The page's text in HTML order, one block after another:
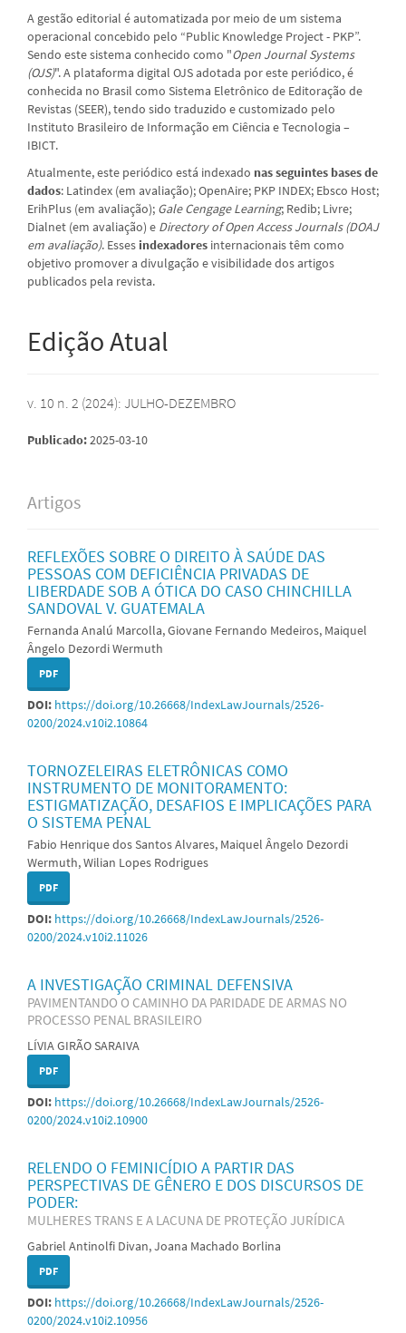
A gestão editorial é automatizada por meio de um sistema
operacional concebido pelo “Public Knowledge Project - PKP”.
Sendo este sistema conhecido como "Open Journal Systems
(OJS)". A plataforma digital OJS adotada por este periódico, é
conhecida no Brasil como Sistema Eletrônico de Editoração de
Revistas (SEER), tendo sido traduzido e customizado pelo
Instituto Brasileiro de Informação em Ciência e Tecnologia –
IBICT.
Atualmente, este periódico está indexado nas seguintes bases de
dados: Latindex (em avaliação); OpenAire; PKP INDEX; Ebsco Host;
ErihPlus (em avaliação); Gale Cengage Learning; Redib; Livre;
Dialnet (em avaliação) e Directory of Open Access Journals (DOAJ
em avaliação). Essesindexadores internacionais têm como
objetivo promover a divulgação e visibilidade dos artigos
publicados pela revista.
Edição Atual
v. 10 n. 2 (2024): JULHO-DEZEMBRO
Publicado:2025-03-10
Artigos
REFLEXÕES SOBRE O DIREITO À SAÚDE DAS
PESSOAS COM DEFICIÊNCIA PRIVADAS DE
LIBERDADE SOB A ÓTICA DO CASO CHINCHILLA
SANDOVAL V. GUATEMALA
Fernanda Analú Marcolla, Giovane Fernando Medeiros, Maiquel
Ângelo Dezordi Wermuth
PDF
DOI: https://doi.org/10.26668/IndexLawJournals/2526-
0200/2024.v10i2.10864
TORNOZELEIRAS ELETRÔNICAS COMO
INSTRUMENTO DE MONITORAMENTO:
ESTIGMATIZAÇÃO, DESAFIOS E IMPLICAÇÕES PARA
O SISTEMA PENAL
Fabio Henrique dos Santos Alvares, Maiquel Ângelo Dezordi
Wermuth, Wilian Lopes Rodrigues
PDF
DOI: https://doi.org/10.26668/IndexLawJournals/2526-
0200/2024.v10i2.11026
A INVESTIGAÇÃO CRIMINAL DEFENSIVA
PAVIMENTANDO O CAMINHO DA PARIDADE DE ARMAS NO
PROCESSO PENAL BRASILEIRO
LÍVIA GIRÃO SARAIVA
PDF
DOI: https://doi.org/10.26668/IndexLawJournals/2526-
0200/2024.v10i2.10900
RELENDO O FEMINICÍDIO A PARTIR DAS
PERSPECTIVAS DE GÊNERO E DOS DISCURSOS DE
PODER:
MULHERES TRANS E A LACUNA DE PROTEÇÃO JURÍDICA
Gabriel Antinolfi Divan, Joana Machado Borlina
PDF
DOI: https://doi.org/10.26668/IndexLawJournals/2526-
0200/2024.v10i2.10956